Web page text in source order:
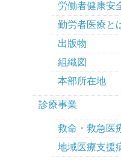
労働者健康安
勤労者医療と
出版物
組織図
本部所在地
診療事業
救命・救急医
地域医療支援